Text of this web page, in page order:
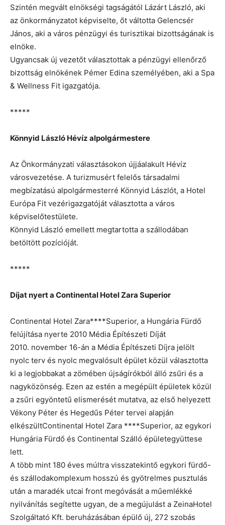
Szintén megvált elnökségi tagságától Lázárt László, aki
az önkormányzatot képviselte, őt váltotta Gelencsér
János, aki a város pénzügyi és turisztikai bizottságának is
elnöke.
Ugyancsak új vezetőt választottak a pénzügyi ellenőrző
bizottság elnökének Pémer Edina személyében, aki a Spa
& Wellness Fit igazgatója.
*****
Könnyid László Hévíz alpolgármestere
Az Önkormányzati választásokon újjáalakult Hévíz
városvezetése. A turizmusért felelős társadalmi
megbízatású alpolgármesterré Könnyid Lászlót, a Hotel
Európa Fit vezérigazgatóját választotta a város
képviselőtestülete.
Könnyid László emellett megtartotta a szállodában
betöltött pozícióját.
*****
Díjat nyert a Continental Hotel Zara Superior
Continental Hotel Zara****Superior, a Hungária Fürdő
felújítása nyerte 2010 Média Építészeti Díját
2010. november 16-án a Média Építészeti Díjra jelölt
nyolc terv és nyolc megvalósult épület közül választotta
ki a legjobbakat a zömében újságírókból álló zsűri és a
nagyközönség. Ezen az estén a megépült épületek közül
a zsűri egyöntetű elismerését mutatva, az első helyezett
Vékony Péter és Hegedűs Péter tervei alapján
elkészültContinental Hotel Zara ****Superior, az egykori
Hungária Fürdő és Continental Szálló épületegyüttese
lett.
A több mint 180 éves múltra visszatekintő egykori fürdő-
és szállodakomplexum hosszú és gyötrelmes pusztulás
után a maradék utcai front megóvását a műemlékké
nyilvánítás segítette ugyan, de a megújulást a ZeinaHotel
Szolgáltató Kft. beruházásában épülő új, 272 szobás